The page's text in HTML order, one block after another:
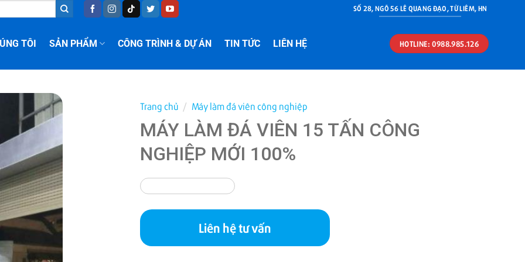
SỐ 28, NGÕ 56 LÊ QUANG ĐẠO, TỪ LIÊM, HN
TÔI SẢN PHẨM CÔNG TRÌNH & DỰ ÁN TIN TỨC LIÊN HỆ HOTLINE: 0988.985.126
Trang chủ / Máy làm đá viên công nghiệp
MÁY LÀM ĐÁ VIÊN 15 TẤN CÔNG
NGHIỆP MỚI 100%
Liên hệ tư vấn